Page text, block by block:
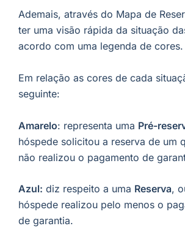
Ademais, através do Mapa de
ter uma visão rápida da situação
acordo com uma legenda de cores.
Em relação as cores de cada
seguinte:
Amarelo: representa uma Pré-
hóspede solicitou a reserva de um
não realizou o pagamento de
Azul: diz respeito a uma Reserva,
hóspede realizou pelo menos o
de garantia.